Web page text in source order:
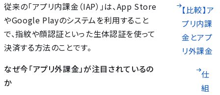
【比較】ア
プリ内課
金とアプ
リ外課金
仕
組
従来の「アプリ内課金（IAP）」は、App Store
やGoogle Playのシステムを利用すること
で、指紋や顔認証といった生体認証を使って
決済する方法のことです。
なぜ今「アプリ外課金」が注目されているの
か